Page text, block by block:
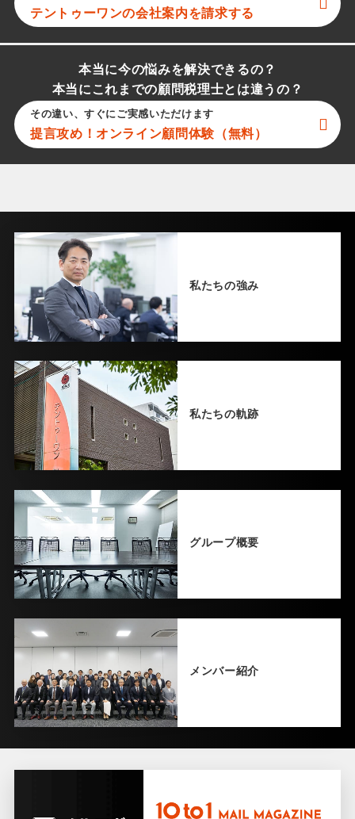
テントゥーワンの会社案内を請求する
本当に今の悩みを解決できるの？
本当にこれまでの顧問税理士とは違うの？
その違い、すぐにご実感いただけます
提言攻め！オンライン顧問体験（無料）
私たちの強み
私たちの軌跡
グループ概要
メンバー紹介